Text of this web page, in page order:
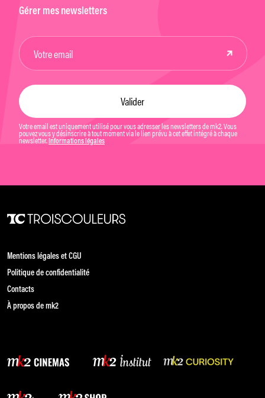
Gérer mes newsletters
Votre email est uniquement utilisé pour vous adresser les newsletters de mk2. Vous
pouvez vous y désinscrire à tout moment via le lien prévu à cet effet intégré à chaque
newsletter. Informations légales
Mentions légales et CGU
Politique de confidentialité
Contacts
À propos de mk2